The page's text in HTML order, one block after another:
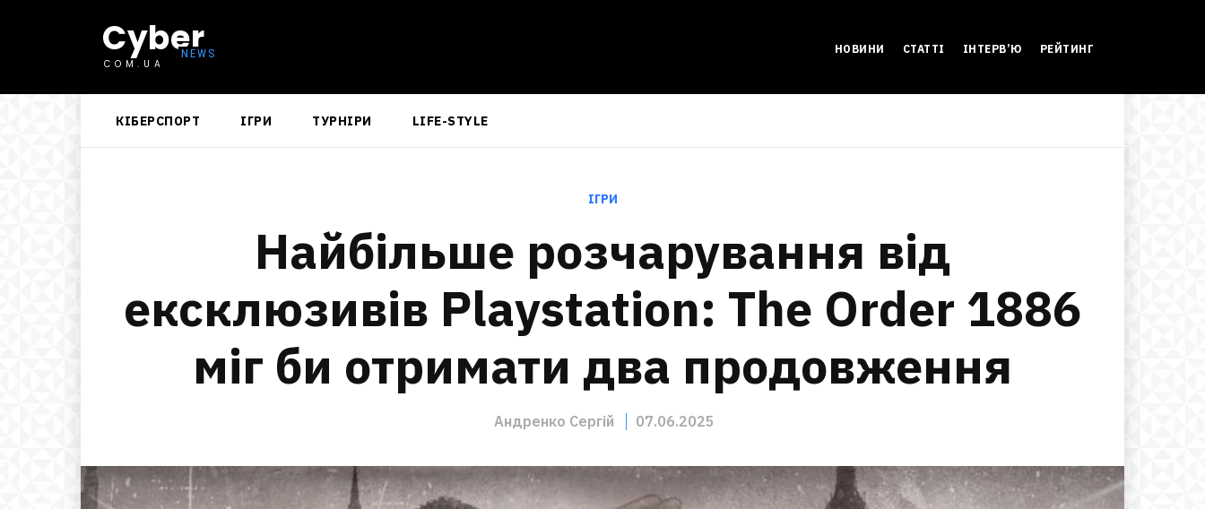
Cyber
COM.UA
НОВИНИ СТАТТІ ІНТЕРВ’Ю РЕЙТИНГ
КІБЕРСПОРТ ІГРИ ТУРНІРИ LIFE-STYLE
ІГРИ
Найбільше розчарування від
ексклюзивів Playstation: The Order 1886
міг би отримати два продовження
Андренко Сергій 07.06.2025